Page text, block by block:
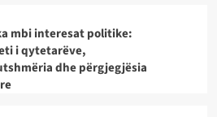
mbi interesat politike:
i qytetarëve,
dhe përgjegjësia